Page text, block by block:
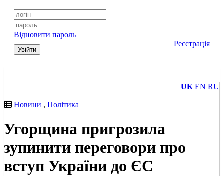
Відновити пароль
Увійти
Реєстрація
UK EN RU
Новини , Політика
Угорщина пригрозила
зупинити переговори про
вступ України до ЄС